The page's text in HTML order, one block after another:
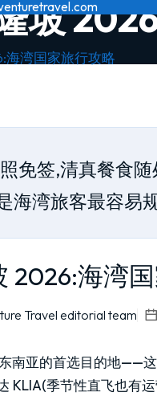
坡
海湾国家旅行攻略
免签,清真餐食
海湾旅客最容易
2026:海湾
Travel editorial team
南亚的首选目的地——
KLIA(季节性直飞也有